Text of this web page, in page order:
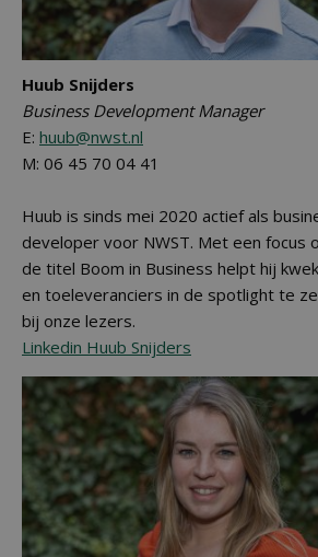
Huub Snijders
Business Development Manager
E: huub@nwst.nl
M: 06 45 70 04 41
Huub is sinds mei 2020 actief als
developer voor NWST. Met een focus
de titel Boom in Business helpt hij
en toeleveranciers in de spotlight te
bij onze lezers.
Linkedin Huub Snijders